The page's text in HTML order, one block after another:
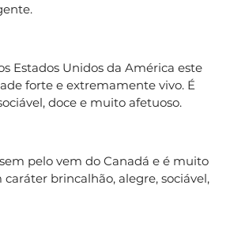
Estados Unidos da América este
forte e extremamente vivo. É
doce e muito afetuoso.
pelo vem do Canadá e é muito
brincalhão, alegre, sociável,